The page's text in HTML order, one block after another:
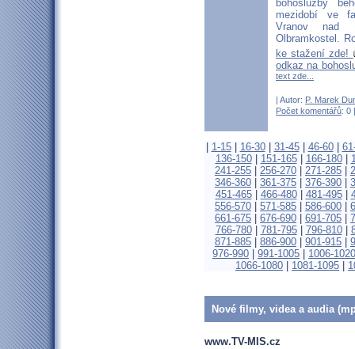
bohoslužby
mezidobí ve
Vranov nad
Olbramkostel.
ke stažení zde!
odkaz na
text zde...
| Autor: P. Marek
Počet komentářů: 0
1-15| 16-30| 31-45| 46-60|
136-150| 151-165| 166-180|
241-255
256-270 271-285
346-360
361-375 376-390
451-465| 466-480| 481-495|
556-570
571-585 586-600
661-675
676-690 691-705
766-780| 781-795| 796-810|
871-885
886-900 901-915
976-990
991-1005
1006-1020
1066-1080
1081-1095
Nové filmy, videa a audia
www.TV-MIS.cz